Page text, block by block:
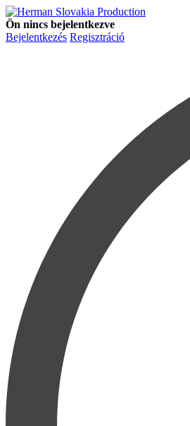
Ön nincs bejelentkezve
Bejelentkezés Regisztráció